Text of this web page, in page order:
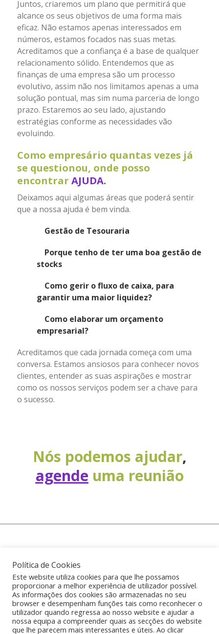
Juntos, criaremos um plano que permitirá que
alcance os seus objetivos de uma forma mais
eficaz. Não estamos apenas interessados ​​em
números, estamos focados nas suas metas.
Acreditamos que a confiança é a base de qualquer
relacionamento sólido. Entendemos que as
finanças de uma empresa são um processo
evolutivo, assim não nos limitamos apenas a uma
solução pontual, mas sim numa parceria de longo
prazo. Estaremos ao seu lado, ajustando
estratégias conforme as necessidades vão
evoluindo.
Como empresário quantas vezes já
se questionou, onde posso
encontrar AJUDA.
Deixamos aqui algumas áreas que poderá sentir
que a nossa ajuda é bem vinda.
Gestão de Tesouraria
Porque tenho de ter uma boa gestão de
stocks
Como gerir o fluxo de caixa, para
garantir uma maior liquidez?
Como elaborar um orçamento
empresarial?
Acreditamos que cada jornada começa com uma
conversa. Estamos ansiosos para conhecer novos
clientes, entender as suas aspirações e mostrar
como os nossos serviços podem ser a chave para
o sucesso.
Nós podemos ajudar,
agende uma reunião
(+351) 914 581 277 chamada para rede móvel
nacional
info@startover.pt
Política de Cookies
Este website utiliza cookies para que lhe possamos
proporcionar a melhor experiência de utilizador possível.
As informações dos cookies são armazenadas no seu
browser e desempenham funções tais como reconhecer o
utilizador quando regressa ao nosso website e ajudar a
nossa equipa a compreender quais as secções do website
que lhe parecem mais interessantes e úteis. Ao clicar